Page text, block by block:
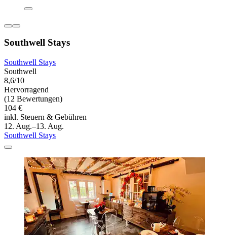
Southwell Stays
Southwell Stays
Southwell
8,6/10
Hervorragend
(12 Bewertungen)
104 €
inkl. Steuern & Gebühren
12. Aug.–13. Aug.
Southwell Stays